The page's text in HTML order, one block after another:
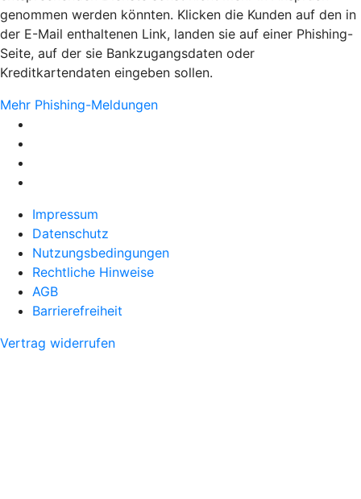
genommen werden könnten. Klicken die Kunden auf den in
der E-Mail enthaltenen Link, landen sie auf einer Phishing-
Seite, auf der sie Bankzugangsdaten oder
Kreditkartendaten eingeben sollen.
Mehr Phishing-Meldungen
Impressum
Datenschutz
Nutzungsbedingungen
Rechtliche Hinweise
AGB
Barrierefreiheit
Vertrag widerrufen